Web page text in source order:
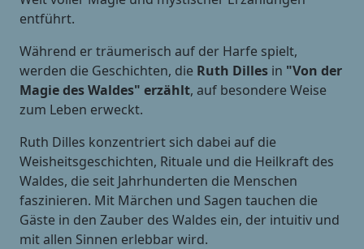
entführt.
Während er träumerisch auf der Harfe spielt,
werden die Geschichten, die Ruth Dilles in "Von der
Magie des Waldes" erzählt, auf besondere Weise
zum Leben erweckt.
Ruth Dilles konzentriert sich dabei auf die
Weisheitsgeschichten, Rituale und die Heilkraft des
Waldes, die seit Jahrhunderten die Menschen
faszinieren. Mit Märchen und Sagen tauchen die
Gäste in den Zauber des Waldes ein, der intuitiv und
mit allen Sinnen erlebbar wird.